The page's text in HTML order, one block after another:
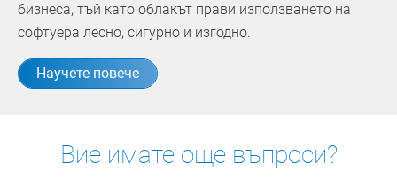
бизнеса, тъй като облакът прави използването на
софтуера лесно, сигурно и изгодно.
Научете повече
Вие имате още въпроси?